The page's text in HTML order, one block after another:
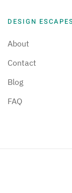
DESIGN
About
Contact
Blog
FAQ